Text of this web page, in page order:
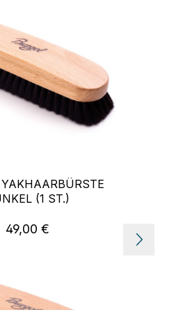
(1 ST.)
Regulärer Preis:
49,00 €